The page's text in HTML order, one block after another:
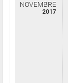
NOVEMBRE
2017